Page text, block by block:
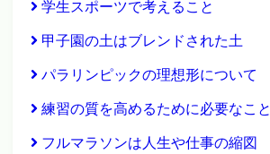
学生スポーツで考えること
甲子園の土はブレンドされた土
パラリンピックの理想形について
練習の質を高めるために必要なこと
フルマラソンは人生や仕事の縮図